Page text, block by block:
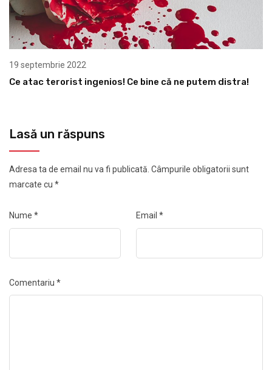
19 septembrie 2022
Ce atac terorist ingenios! Ce bine că ne putem distra!
Lasă un răspuns
Adresa ta de email nu va fi publicată. Câmpurile obligatorii sunt
marcate cu *
Nume * Email *
Comentariu *